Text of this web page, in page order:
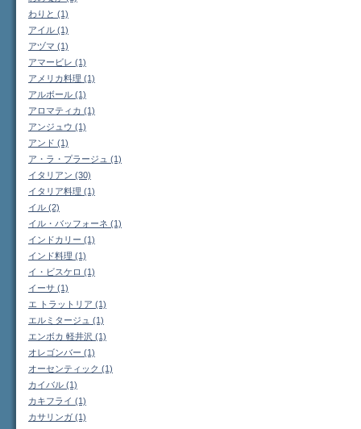
わりと (1)
アイル (1)
アヅマ (1)
アマービレ (1)
アメリカ料理 (1)
アルボール (1)
アロマティカ (1)
アンジュウ (1)
アンド (1)
ア・ラ・プラージュ (1)
イタリアン (30)
イタリア料理 (1)
イル (2)
イル・バッフォーネ (1)
インドカリー (1)
インド料理 (1)
イ・ビスケロ (1)
イーサ (1)
エ トラットリア (1)
エルミタージュ (1)
エンボカ 軽井沢 (1)
オレゴンバー (1)
オーセンティック (1)
カイバル (1)
カキフライ (1)
カサリンガ (1)